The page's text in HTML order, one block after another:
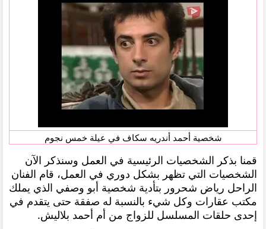
شخصية أحمد أندريه سكاف في عيلة خمس نجوم
قمنا بذكر الشخصيات الرئيسية في العمل وسنذكر الآن
الشخصيات التي تظهر بشكل دوري في العمل، قام الفنان
الراحل رياض شحرور بتأدية شخصية أبو وصفي الذي يملك
مكتب عقارات وكل شيء بالنسبة له صفقة حتى يتقدم في
إحدى حلقات المسلسل للزواج من أم أحمد بلاليش.